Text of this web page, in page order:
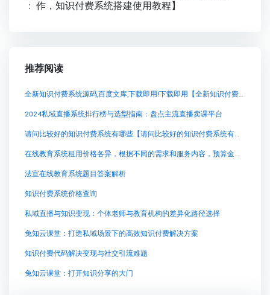
： 作，知识付费系统搭建使用教程】
推荐阅读
全新知识付费系统源码,百度文库,下载即用!下载即用【全新知识付费系统源码,百度文库,下载即用!下载即用知识付费系统系统怎么制作，知识付费系统搭建使用教程】
2024私域直播系统排行榜与选型指南：盘点主流直播卖课平台
请问比较好的知识付费系统有哪些【请问比较好的知识付费系统有哪些知识付费系统系统怎么制作，知识付费系统搭建使用教程】
在线教育系统租用价格各异，根据不同的需求和服务内容，预算金额从数万元到数百万元不等。具体费用
法宣在线教育系统题目答案解析
知识付费系统价格查询
私域直播与知识变现：个体老师与教育机构的差异化路径选择
兔知云课堂：打造私域场景下的高效知识付费解决方案
知识付费代码解决变现与社交引流难题
兔知云课堂：打开知识分享的大门